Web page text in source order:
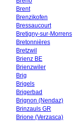
Brent
Brenzikofen
Bressaucourt
Bretigny-sur-Morrens
Bretonnières
Bretzwil
Brienz BE
Brienzwiler
Brig
Brigels
Brigerbad
Brignon (Nendaz)
Brinzauls GR
Brione (Verzasca)